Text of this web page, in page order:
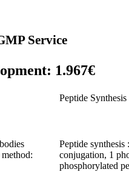
Service
1.967€
Peptide Synthesis
Peptide
conjugation, 1
phosphorylated